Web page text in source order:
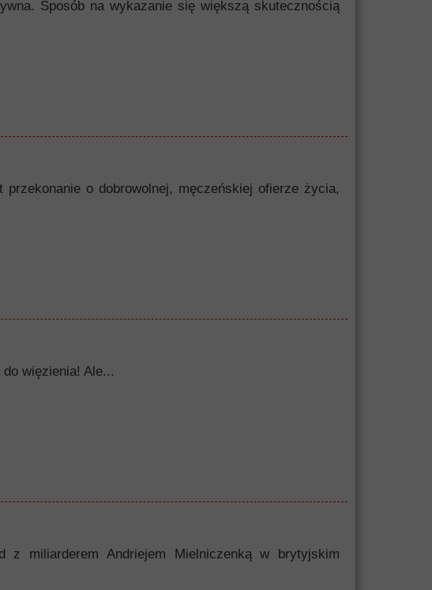
Sposób na wykazanie się większą skutecznością
o dobrowolnej, męczeńskiej ofierze życia,
więzienia! Ale...
z miliarderem Andriejem Mielniczenką w brytyjskim